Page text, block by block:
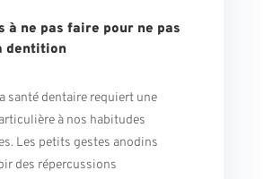
à ne pas faire pour ne pas
dentition
santé dentaire requiert une
à nos habitudes
Les petits gestes anodins
des répercussions